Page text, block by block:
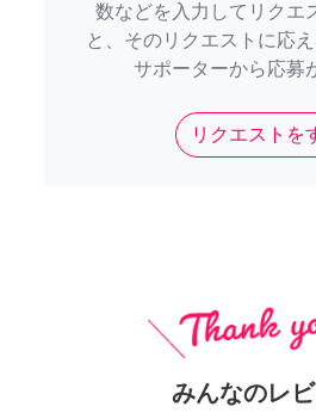
数などを入力してリクエ
と、そのリクエストに応
サポーターから応募
リクエストを
みんなのレ